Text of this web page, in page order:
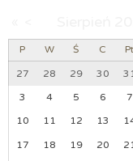
P W Ś C Pt
27 28 29 30
3 4 5 6 7
10
11 12 13
17 18 19 20